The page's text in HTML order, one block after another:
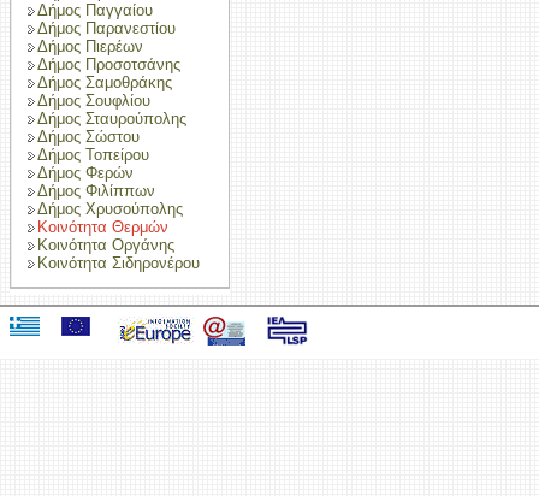
Δήμος Παγγαίου
Δήμος Παρανεστίου
Δήμος Πιερέων
Δήμος Προσοτσάνης
Δήμος Σαμοθράκης
Δήμος Σουφλίου
Δήμος Σταυρούπολης
Δήμος Σώστου
Δήμος Τοπείρου
Δήμος Φερών
Δήμος Φιλίππων
Δήμος Χρυσούπολης
Κοινότητα Θερμών
Κοινότητα Οργάνης
Κοινότητα Σιδηρονέρου